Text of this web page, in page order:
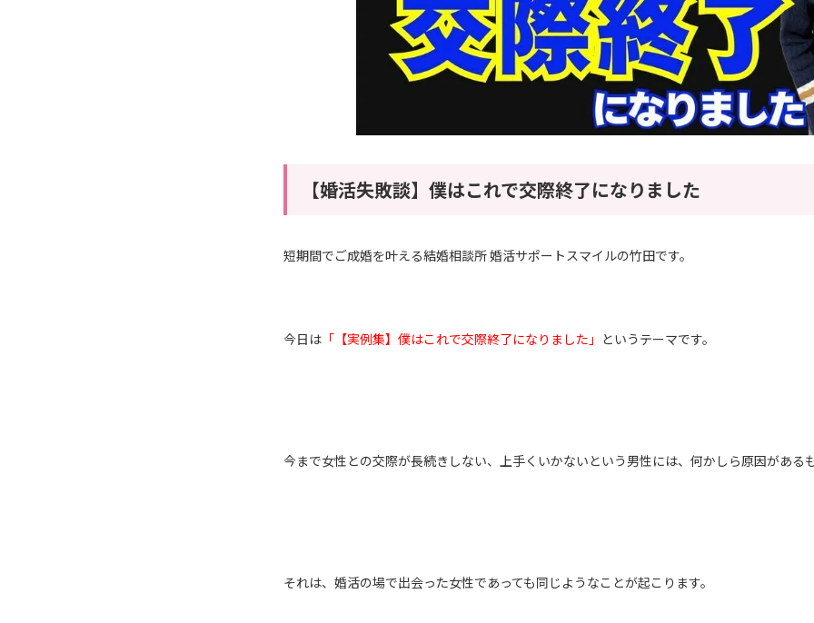
【婚活失敗談】僕はこれで交際終了になりました
短期間でご成婚を叶える結婚相談所 婚活サポートスマイルの竹田です。
今日は 「【実例集】僕はこれで交際終了になりました」 というテーマです。
今まで女性との交際が長続きしない、上手くいかないという男性には、何かしら原因がある
それは、婚活の場で出会った女性であっても同じようなことが起こります。